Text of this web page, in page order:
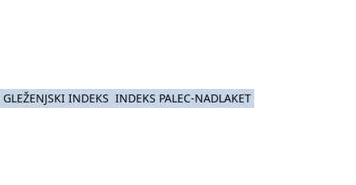
GLEŽENJSKI INDEKS INDEKS PALEC-NADLAKET